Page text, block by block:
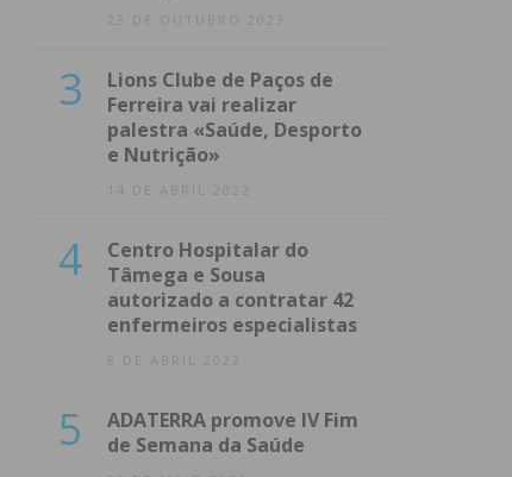
23 DE OUTUBRO 2023
3
Lions Clube de Paços de
Ferreira vai realizar
palestra «Saúde, Desporto
e Nutrição»
14 DE ABRIL 2022
4
Centro Hospitalar do
Tâmega e Sousa
autorizado a contratar 42
enfermeiros especialistas
8 DE ABRIL 2022
5
ADATERRA promove IV Fim
de Semana da Saúde